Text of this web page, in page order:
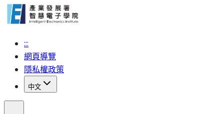
:::
網頁導覽
隱私權政策
中文